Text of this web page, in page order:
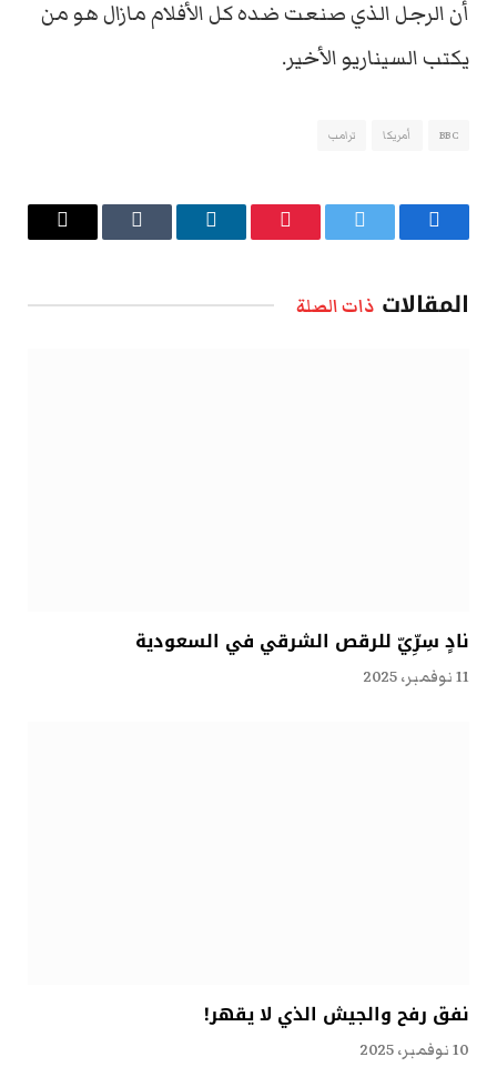
أن الرجل الذي صنعت ضده كل الأفلام مازال هو من
يكتب السيناريو الأخير.
BBC أمريكا ترامب
فيسبوك تويتر بينتيريستلينكدإن Tumblr
البريد
المقالات ذات الصلة
نادٍ سِرِّيّ للرقص الشرقي في السعودية
11 نوفمبر، 2025
نفق رفح والجيش الذي لا يقهر!
10 نوفمبر، 2025